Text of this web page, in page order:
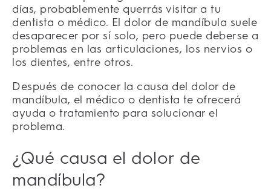
días, probablemente querrás visitar a tu
dentista o médico. El dolor de mandíbula suele
desaparecer por sí solo, pero puede deberse a
problemas en las articulaciones, los nervios o
los dientes, entre otros.
Después de conocer la causa del dolor de
mandíbula, el médico o dentista te ofrecerá
ayuda o tratamiento para solucionar el
problema.
¿Qué causa el dolor de
mandíbula?